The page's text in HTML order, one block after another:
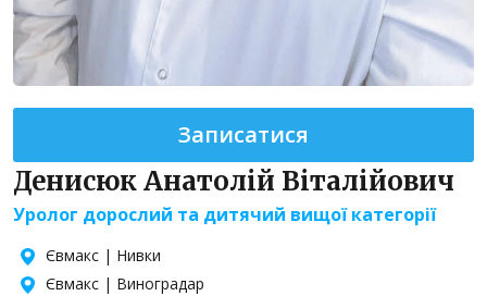
Записатися
Денисюк Анатолій Віталійович
Уролог дорослий та дитячий вищої категорії
Євмакс | Нивки
Євмакс | Виноградар